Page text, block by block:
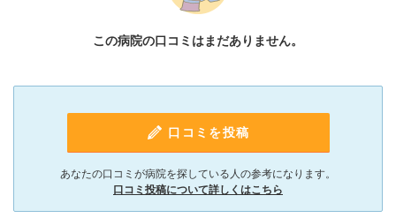
この病院の口コミはまだありません。
口コミを投稿
あなたの口コミが病院を探している人の参考になります。
口コミ投稿について詳しくはこちら